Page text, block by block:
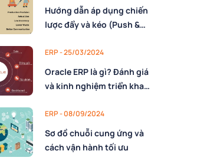
Hướng dẫn áp dụng chiến
lược đẩy và kéo (Push &
ứng
ERP - 25/03/2024
Oracle ERP là gì? Đánh giá
và kinh nghiệm triển khai
ERP - 08/09/2024
Sơ đồ chuỗi cung ứng và
cách vận hành tối ưu